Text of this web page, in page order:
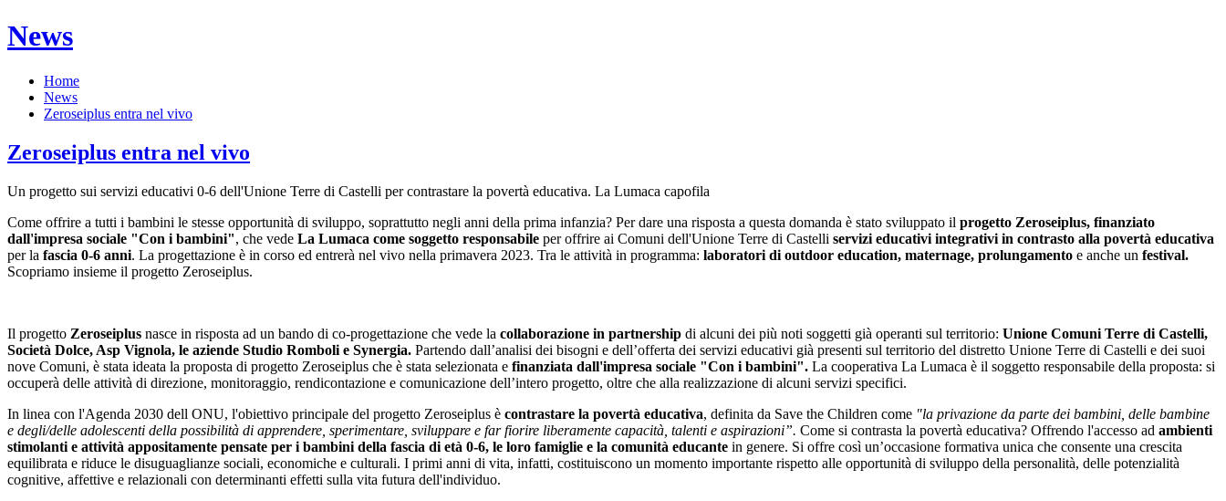
News
Home
News
Zeroseiplus entra nel vivo
Zeroseiplus entra nel vivo
Un progetto sui servizi educativi 0-6 dell'Unione Terre di Castelli per contrastare la povertà educativa. La Lumaca capofila
Come offrire a tutti i bambini le stesse opportunità di sviluppo, soprattutto negli anni della prima infanzia? Per dare una risposta a questa domanda è stato sviluppato il progetto Zeroseiplus, finanziato
dall'impresa sociale "Con i bambini", che vede La Lumaca come soggetto responsabile per offrire ai Comuni dell'Unione Terre di Castelli servizi educativi integrativi in contrasto alla povertà educativa
per la fascia 0-6 anni. La progettazione è in corso ed entrerà nel vivo nella primavera 2023. Tra le attività in programma: laboratori di outdoor education, maternage, prolungamento e anche un festival.
Scopriamo insieme il progetto Zeroseiplus.
Il progetto Zeroseiplus nasce in risposta ad un bando di co-progettazione che vede la collaborazione in partnership di alcuni dei più noti soggetti già operanti sul territorio: Unione Comuni Terre di Castelli,
Società Dolce, Asp Vignola, le aziende Studio Romboli e Synergia. Partendo dall’analisi dei bisogni e dell’offerta dei servizi educativi già presenti sul territorio del distretto Unione Terre di Castelli e dei suoi
nove Comuni, è stata ideata la proposta di progetto Zeroseiplus che è stata selezionata e finanziata dall'impresa sociale "Con i bambini". La cooperativa La Lumaca è il soggetto responsabile della proposta: si
occuperà delle attività di direzione, monitoraggio, rendicontazione e comunicazione dell’intero progetto, oltre che alla realizzazione di alcuni servizi specifici.
In linea con l'Agenda 2030 dell ONU, l'obiettivo principale del progetto Zeroseiplus è contrastare la povertà educativa, definita da Save the Children come "la privazione da parte dei bambini, delle bambine
e degli/delle adolescenti della possibilità di apprendere, sperimentare, sviluppare e far fiorire liberamente capacità, talenti e aspirazioni”. Come si contrasta la povertà educativa? Offrendo l'accesso ad ambienti
stimolanti e attività appositamente pensate per i bambini della fascia di età 0-6, le loro famiglie e la comunità educante in genere. Si offre così un’occasione formativa unica che consente una crescita
equilibrata e riduce le disuguaglianze sociali, economiche e culturali. I primi anni di vita, infatti, costituiscono un momento importante rispetto alle opportunità di sviluppo della personalità, delle potenzialità
cognitive, affettive e relazionali con determinanti effetti sulla vita futura dell'individuo.